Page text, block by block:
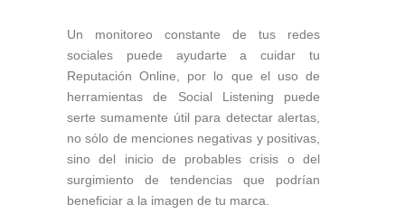
Un monitoreo constante de tus redes
sociales puede ayudarte a cuidar tu
Reputación Online, por lo que el uso de
herramientas de Social Listening puede
serte sumamente útil para detectar alertas,
no sólo de menciones negativas y positivas,
sino del inicio de probables crisis o del
surgimiento de tendencias que podrían
beneficiar a la imagen de tu marca.